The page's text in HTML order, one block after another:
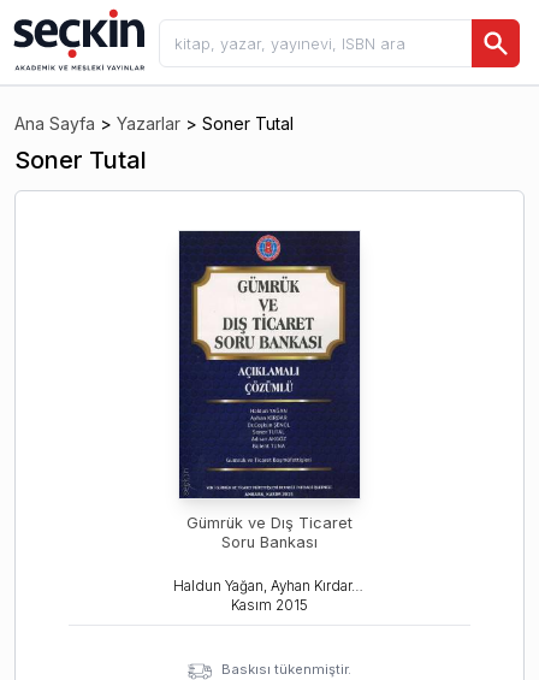
Ana Sayfa > Yazarlar > Soner Tutal
Soner Tutal
Gümrük ve Dış Ticaret
Soru Bankası
Haldun Yağan, Ayhan Kırdar, Coşkun Şenol
Kasım 2015
Baskısı tükenmiştir.